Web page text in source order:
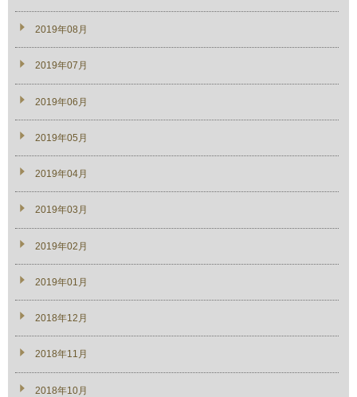
2019年08月
2019年07月
2019年06月
2019年05月
2019年04月
2019年03月
2019年02月
2019年01月
2018年12月
2018年11月
2018年10月